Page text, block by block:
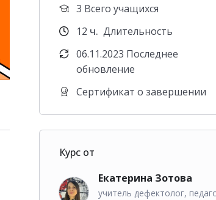
3 Всего учащихся
12 ч. Длительность
06.11.2023 Последнее
обновление
Сертификат о завершении
Курс от
Екатерина Зотова
учитель дефектолог,